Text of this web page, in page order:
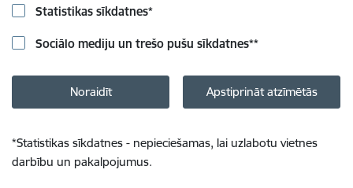
Statistikas sīkdatnes*
Sociālo mediju un trešo pušu sīkdatnes**
Noraidīt Apstiprināt atzīmētās
*Statistikas sīkdatnes - nepieciešamas, lai uzlabotu vietnes
darbību un pakalpojumus.